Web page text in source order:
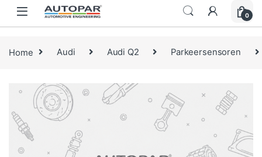
0
Home Audi Audi Q2 Parkeersensoren